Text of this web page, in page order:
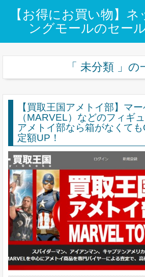
【お得にお買い物】
ングモールのセー
「 未分類 」の
【買取王国アメトイ部】マ
（MARVEL）などのフィギ
アメトイ部なら箱がなくて
定額UP！